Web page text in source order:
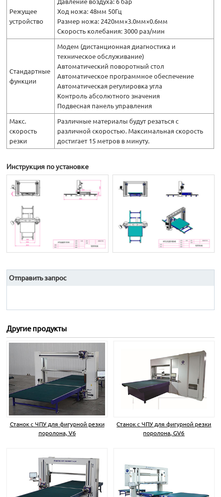
Режущее
устройство
Давление воздуха: 6 бар
Ход ножа: 48мм 50Гц
Размер ножа: 2420мм×3.0мм×0.6мм
Скорость колебания: 3000 раз/мин
Стандартные
функции
Модем (дистанционная диагностика и
техническое обслуживание)
Автоматический поворотный стол
Автоматическое программное обеспечение
Автоматическая регулировка угла
Контроль абсолютного значения
Подвесная панель управления
Макс.
скорость
резки
Различные материалы будут резаться с
различной скоростью. Максимальная скорость
достигает 15 метров в минуту.
Инструкция по установке
Отправить запрос
Другие продукты
Станок с ЧПУ для фигурной резки
поролона, V6
Станок с ЧПУ для фигурной резки
поролона, GV6